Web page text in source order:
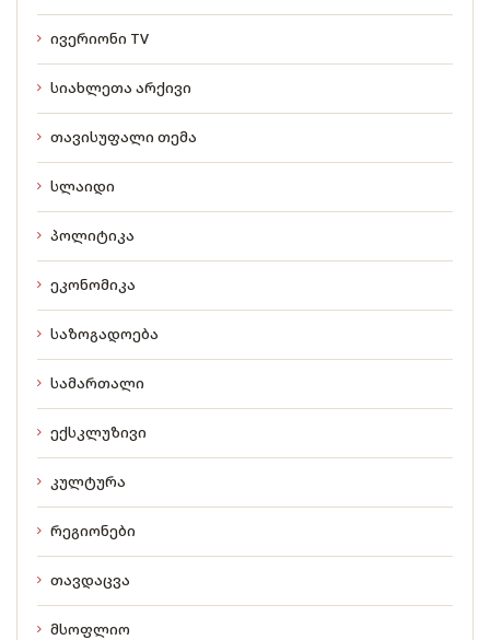
ივერიონი TV
სიახლეთა არქივი
თავისუფალი თემა
სლაიდი
პოლიტიკა
ეკონომიკა
საზოგადოება
სამართალი
ექსკლუზივი
კულტურა
რეგიონები
თავდაცვა
მსოფლიო